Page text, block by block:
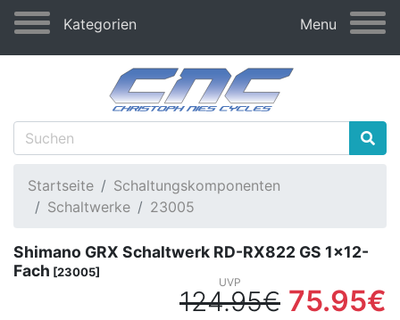
Kategorien Menu
Startseite
Schaltungskomponenten
Schaltwerke
23005
Shimano GRX Schaltwerk RD-RX822 GS 1x12-
Fach [23005]
124.95€ 75.95€